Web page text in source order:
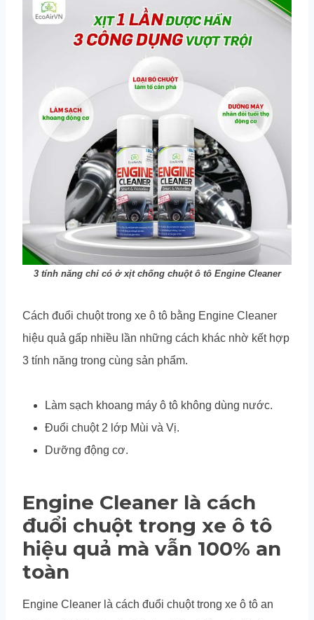
3 tính năng chỉ có ở xịt chống chuột ô tô Engine Cleaner
Cách đuổi chuột trong xe ô tô bằng Engine Cleaner
hiệu quả gấp nhiều lần những cách khác nhờ kết hợp
3 tính năng trong cùng sản phẩm.
Làm sạch khoang máy ô tô không dùng nước.
Đuổi chuột 2 lớp Mùi và Vị.
Dưỡng động cơ.
Engine Cleaner là cách
đuổi chuột trong xe ô tô
hiệu quả mà vẫn 100% an
toàn
Engine Cleaner là cách đuổi chuột trong xe ô tô an